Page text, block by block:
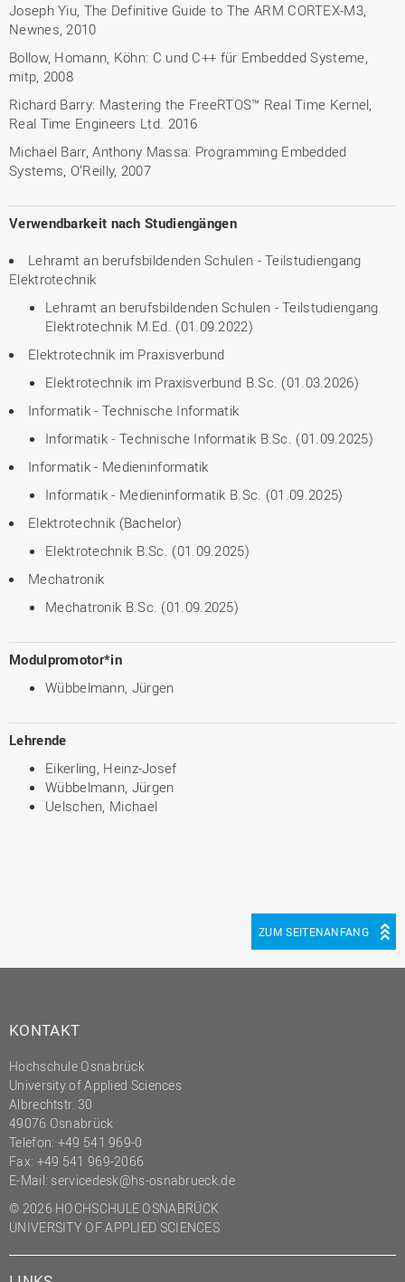
Joseph Yiu, The Definitive Guide to The ARM CORTEX-M3,
Newnes, 2010
Bollow, Homann, Köhn: C und C++ für Embedded Systeme,
mitp, 2008
Richard Barry: Mastering the FreeRTOS™ Real Time Kernel,
Real Time Engineers Ltd. 2016
Michael Barr, Anthony Massa: Programming Embedded
Systems, O‘Reilly, 2007
Verwendbarkeit nach Studiengängen
Lehramt an berufsbildenden Schulen - Teilstudiengang
Elektrotechnik
Lehramt an berufsbildenden Schulen - Teilstudiengang
Elektrotechnik M.Ed. (01.09.2022)
Elektrotechnik im Praxisverbund
Elektrotechnik im Praxisverbund B.Sc. (01.03.2026)
Informatik - Technische Informatik
Informatik - Technische Informatik B.Sc. (01.09.2025)
Informatik - Medieninformatik
Informatik - Medieninformatik B.Sc. (01.09.2025)
Elektrotechnik (Bachelor)
Elektrotechnik B.Sc. (01.09.2025)
Mechatronik
Mechatronik B.Sc. (01.09.2025)
Modulpromotor*in
Wübbelmann, Jürgen
Lehrende
Eikerling, Heinz-Josef
Wübbelmann, Jürgen
Uelschen, Michael
ZUM SEITENANFANG
KONTAKT
Hochschule Osnabrück
University of Applied Sciences
Albrechtstr. 30
49076 Osnabrück
Telefon: +49 541 969-0
Fax: +49 541 969-2066
E-Mail: servicedesk@hs-osnabrueck.de
© 2026 HOCHSCHULE OSNABRÜCK
UNIVERSITY OF APPLIED SCIENCES